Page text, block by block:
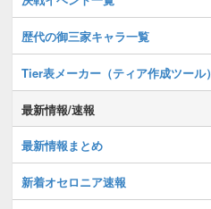
歴代の御三家キャラ一覧
Tier表メーカー（ティア作成ツール）
最新情報/速報
最新情報まとめ
新着オセロニア速報